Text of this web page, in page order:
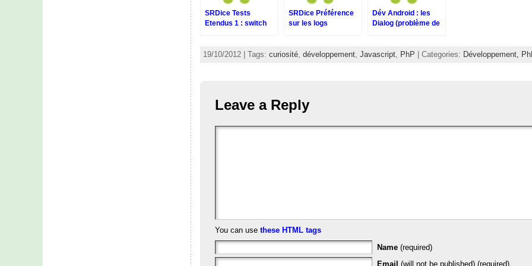
SRDice Tests
Etendus 1 : switch
SRDice Préférence
sur les logs
Dév Android : les
Dialog (problème de
onCreateDialog)
19/10/2012 | Tags: curiosité, développement, Javascript, PhP | Categories: Développement,
Leave a Reply
You can use these HTML tags
Name (required)
Email (will not be published) (required)